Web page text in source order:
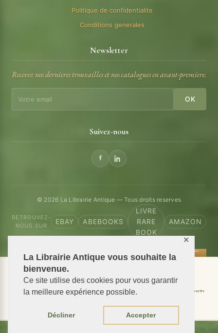
La Librairie Antique vous souhaite la
bienvenue.
Ce site utilise des cookies pour vous garantir
la meilleure expérience possible.
Décliner Accepter
✕
Politique de confidentialite
Conditions generales
Newsletter
Recevez nos dernieres trouvailles et nos catalogues en avant-premiere.
OK
Suivez-nous
© 2026 La Librairie Antique — Tous droits reserves
RETROUVEZ-
NOUS SUR
EBAY ABEBOOKS
LIVRE
RARE
BOOK
AMAZON
📦 We ship antiquarian books worldwide
Shipping to USA Shipping to New York Shipping to California
Shipping to Massachusetts